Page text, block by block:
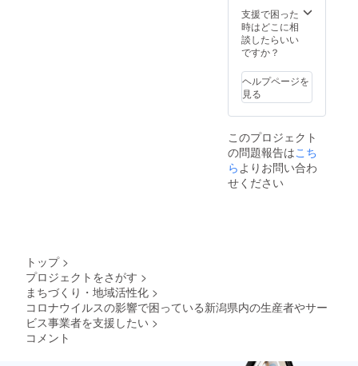
支援で困った
時はどこに相
談したらいい
ですか？
ヘルプページを
見る
このプロジェクト
の問題報告はこち
らよりお問い合わ
せください
トップ >
プロジェクトをさがす >
まちづくり・地域活性化 >
コロナウイルスの影響で困っている新潟県内の生産者やサー
ビス事業者を支援したい >
コメント